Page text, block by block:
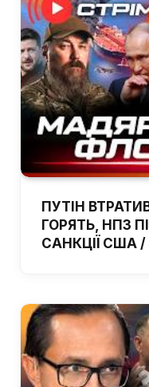
ПУТІН
ГОРЯТЬ, НПЗ
САНКЦІЇ США